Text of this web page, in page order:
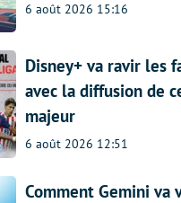
6 août 2026 15:16
Disney+ va ravir les
avec la diffusion de
majeur
6 août 2026 12:51
Comment Gemini va